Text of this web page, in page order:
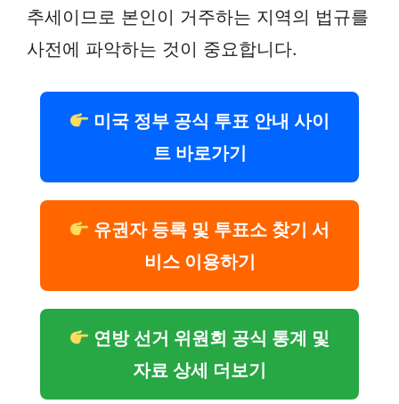
추세이므로 본인이 거주하는 지역의 법규를
사전에 파악하는 것이 중요합니다.
미국 정부 공식 투표 안내 사이
트 바로가기
유권자 등록 및 투표소 찾기 서
비스 이용하기
연방 선거 위원회 공식 통계 및
자료 상세 더보기